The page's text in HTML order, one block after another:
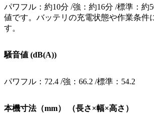
パワフル：約10分 /強：約16分 /標準：
値です。バッテリの充電状態や作業条件
す。
騒音値 (dB(A))
パワフル：72.4 /強：66.2 /標準：54.2
本機寸法（mm） （長さ×幅×高さ）